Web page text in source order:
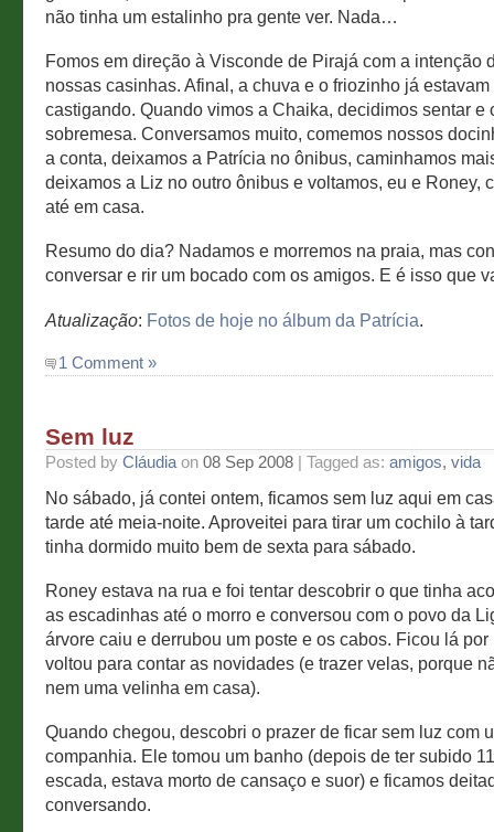
não tinha um estalinho pra gente ver. Nada…
Fomos em direção à Visconde de Pirajá com a intenção
nossas casinhas. Afinal, a chuva e o friozinho já estavam
castigando. Quando vimos a Chaika, decidimos sentar e
sobremesa. Conversamos muito, comemos nossos
a conta, deixamos a Patrícia no ônibus, caminhamos
deixamos a Liz no outro ônibus e voltamos, eu e Roney,
até em casa.
Resumo do dia? Nadamos e morremos na praia, mas
conversar e rir um bocado com os amigos. E é isso que
Atualização: Fotos de hoje no álbum da Patrícia
1 Comment »
Sem luz
Posted by Cláudia on 08 Sep 2008 | Tagged as: amigos, vida
No sábado, já contei ontem, ficamos sem luz aqui em
tarde até meia-noite. Aproveitei para tirar um cochilo à
tinha dormido muito bem de sexta para sábado.
Roney estava na rua e foi tentar descobrir o que tinha
as escadinhas até o morro e conversou com o povo da
árvore caiu e derrubou um poste e os cabos. Ficou lá por
voltou para contar as novidades (e trazer velas, porque
nem uma velinha em casa).
Quando chegou, descobri o prazer de ficar sem luz com
companhia. Ele tomou um banho (depois de ter subido
escada, estava morto de cansaço e suor) e ficamos
conversando.